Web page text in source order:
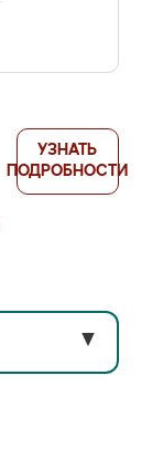
УЗНАТЬ
ПОДРОБНОСТИ
▼